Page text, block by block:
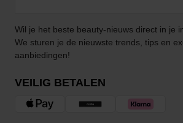
Wil je het beste beauty-nieuws direct in je
We sturen je de nieuwste trends, tips en
aanbiedingen!
VEILIG BETALEN